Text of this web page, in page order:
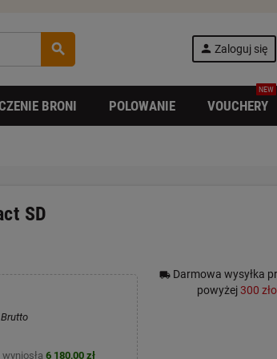
search person Zaloguj się
BRONI POLOWANIE VOUCHERY
NEW
SD
Brutto
6 180,00 zł
local_shippingDarmowa wysyłka
powyżej300